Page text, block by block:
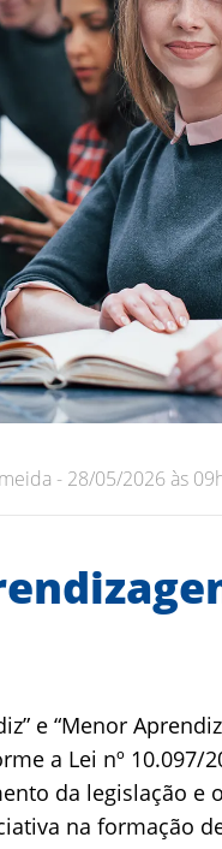
- 28/05/2026 às
e “Menor
a Lei nº 10.097/
da legislação e
na formação